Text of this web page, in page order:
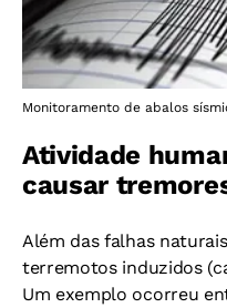
Monitoramento de abalos
Atividade
causar
Além das falhas
terremotos induzidos
Um exemplo ocorreu